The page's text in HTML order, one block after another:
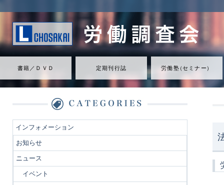
書籍／ＤＶＤ 定期刊行誌 労働塾（セミナ ー ）
インフォメーション
お知らせ
ニュース
イベント